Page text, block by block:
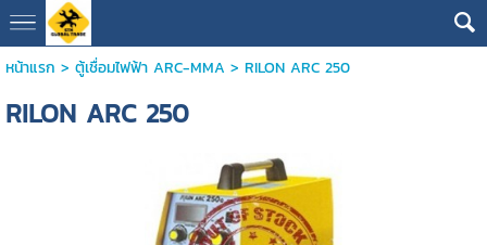
หน้าแรก > ตู้เชื่อมไฟฟ้า ARC-MMA > RILON ARC 250
RILON ARC 250